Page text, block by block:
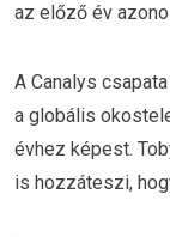
az előző év
A Canalys
a globális
évhez képest.
is hozzáteszi,